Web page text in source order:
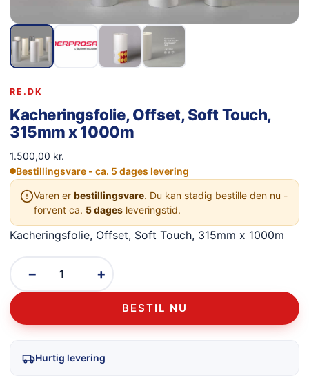
RE.DK
Kacheringsfolie, Offset, Soft Touch,
315mm x 1000m
1.500,00 kr.
Bestillingsvare - ca. 5 dages levering
Varen er bestillingsvare. Du kan stadig bestille den nu -
forvent ca. 5 dages leveringstid.
Kacheringsfolie, Offset, Soft Touch, 315mm x 1000m
− +
BESTIL NU
Hurtig levering